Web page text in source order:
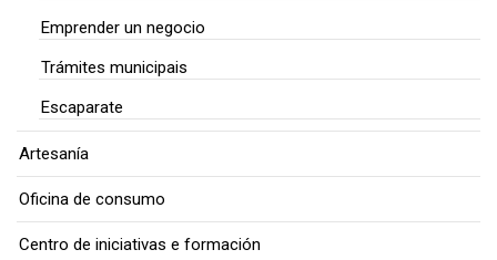
Emprender un negocio
Trámites municipais
Escaparate
Artesanía
Oficina de consumo
Centro de iniciativas e formación